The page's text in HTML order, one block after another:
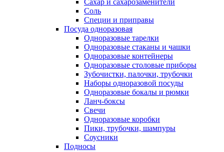
Сахар и сахарозаменители
Соль
Специи и приправы
Посуда одноразовая
Одноразовые тарелки
Одноразовые стаканы и чашки
Одноразовые контейнеры
Одноразовые столовые приборы
Зубочистки, палочки, трубочки
Наборы одноразовой посуды
Одноразовые бокалы и рюмки
Ланч-боксы
Свечи
Одноразовые коробки
Пики, трубочки, шампуры
Соусники
Подносы